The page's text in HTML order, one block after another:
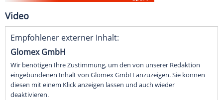
Video
Empfohlener externer Inhalt:
Glomex GmbH
Wir benötigen Ihre Zustimmung, um den von unserer Redaktion
eingebundenen Inhalt von Glomex GmbH anzuzeigen. Sie können
diesen mit einem Klick anzeigen lassen und auch wieder
deaktivieren.